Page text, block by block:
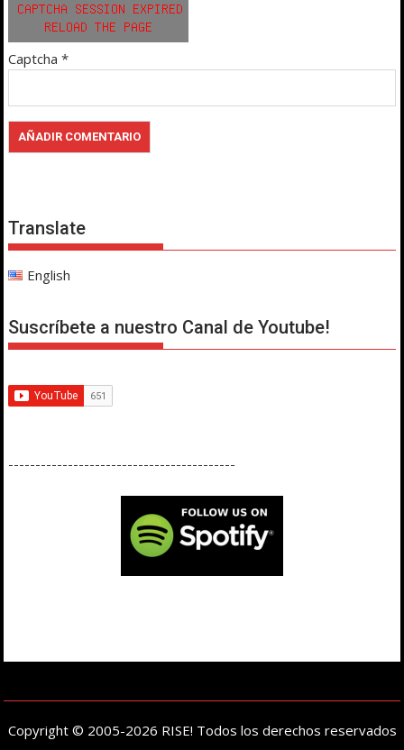
Captcha *
Translate
English
Suscríbete a nuestro Canal de Youtube!
------------------------------------------
Copyright © 2005-2026 RISE! Todos los derechos reservados